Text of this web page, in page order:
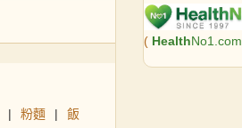
| 粉麵 | 飯
( HealthNo1.com